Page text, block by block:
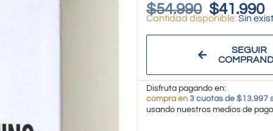
$54.990 $41.990
Sin
SEGUIR
Disfruta pagando en:
compra en 3 cuotas de $13.997
usando nuestros medios de pago